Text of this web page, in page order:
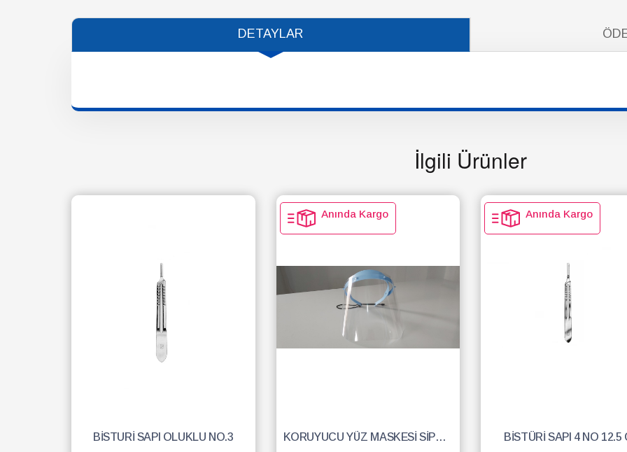
DETAYLAR
İlgili Ürünler
BİSTURİ SAPI OLUKLU NO.3
Anında Kargo
KORUYUCU YÜZ MASKESİ SİPERLİK.YÜZ KALKANI.DENTAL MASKE
Anında Kargo
BİSTÜRİ SAPI 4 NO 12.5